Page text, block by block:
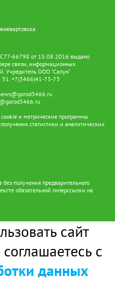
оборудования,
Так цифровая
более масштабной системы
образования и доступа к
промыслов и сохранения
подход позволяет
с традиционным образом
жить и трудиться
образ жизни.
66798 от 15.08.2016 выдано
связи, информационных
Учредитель ООО "Салун"
31. +7(3466)41-73-73
и метрические программы
статистики и аналитических
получения предварительного
обязательной гиперссылки на
сайт
с
данных